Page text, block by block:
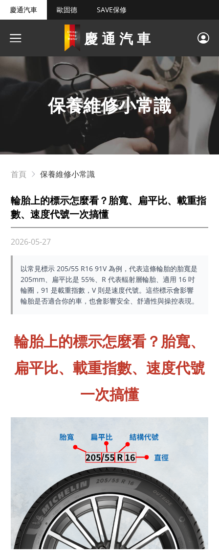
慶通汽車 歐固德 SAVE保修
慶通汽車
保養維修小常識
首頁 保養維修小常識
輪胎上的標示怎麼看？胎寬、扁平比、載重指
數、速度代號一次搞懂
2026-05-27
以常見標示 205/55 R16 91V 為例，代表這條輪胎的胎寬是
205mm、扁平比是 55%、R 代表輻射層輪胎、適用 16 吋
輪圈，91 是載重指數，V 則是速度代號。這些標示會影響
輪胎是否適合你的車，也會影響安全、舒適性與操控表現。
輪胎上的標示怎麼看？胎寬、
扁平比、載重指數、速度代號
一次搞懂